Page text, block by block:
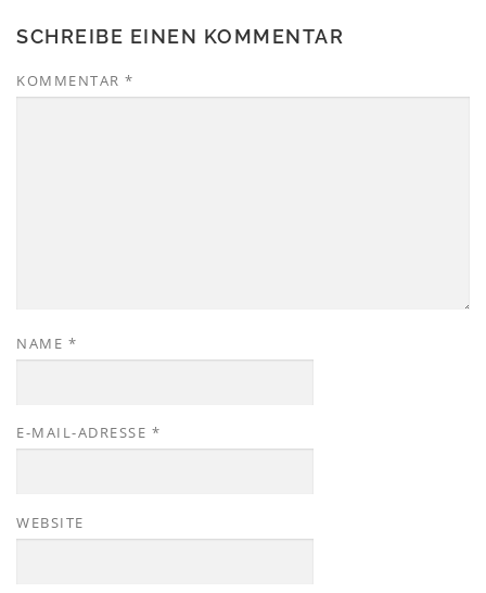
SCHREIBE EINEN KOMMENTAR
KOMMENTAR *
NAME *
E-MAIL-ADRESSE *
WEBSITE